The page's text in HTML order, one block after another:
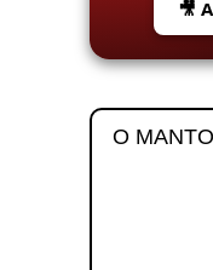
🎥
O